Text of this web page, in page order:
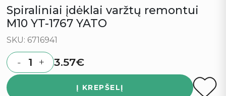
Spiraliniai įdėklai varžtų remontui
M10 YT-1767 YATO
SKU: 6716941
Quantity
- + 3.57€
Į KREPŠELĮ